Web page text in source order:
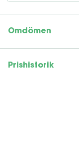
Omdömen
Prishistorik